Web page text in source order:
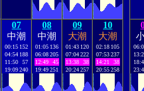
07
中潮
00:15 152
04:54 188
11:50
57
19:09240
08
中潮
01:05 136
06:08205
12:49
45
19:49251
09
大潮
01:43 120
07:04222
13:38
38
20:24257
10
大潮
02:18 105
07:53237
14:21
38
20:55258